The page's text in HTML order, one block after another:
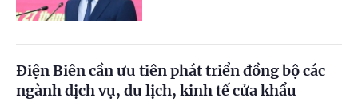
Điện Biên cần ưu tiên phát triển đồng bộ các
ngành dịch vụ, du lịch, kinh tế cửa khẩu